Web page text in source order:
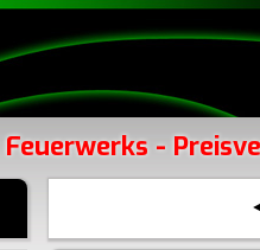
Feuerwerks -